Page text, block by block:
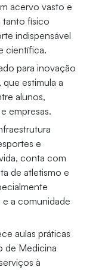
acervo vasto e
tanto físico
indispensável
científica.
para inovação
estimula a
alunos,
empresas.
e
conta com
de atletismo e
e a comunidade
aulas práticas
de Medicina
à